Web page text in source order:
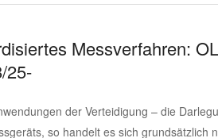
Messverfahren:
25-
der Verteidigung – die
so handelt es sich grundsätzlich